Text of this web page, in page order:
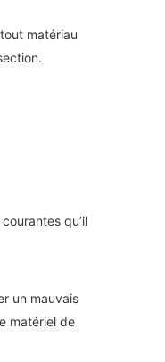
matériau
qu’il
un mauvais
matériel de